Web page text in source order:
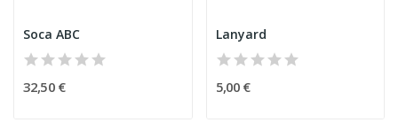
Soca ABC
32,50 €
Lanyard
5,00 €